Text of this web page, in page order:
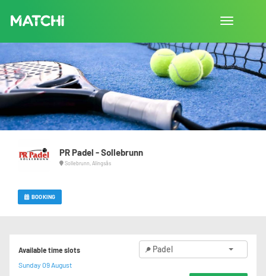
Toggle
PR Padel - Sollebrunn
Sollebrunn, Alingsås
BOOKING
Available time slots
Sunday 09 August
Padel